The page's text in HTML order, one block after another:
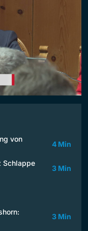
von
4 Min
Schlappe
3 Min
3 Min